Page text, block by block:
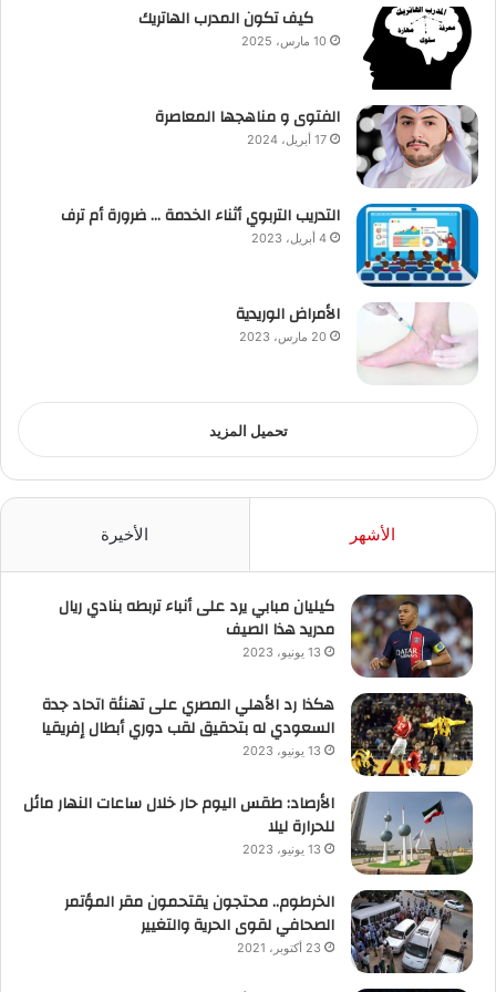
كيف تكون المدرب الهاتريك
10 مارس، 2025
الفتوى و مناهجها المعاصرة
17 أبريل، 2024
التدريب التربوي أثناء الخدمة … ضرورة أم ترف
4 أبريل، 2023
الأمراض الوريدية
20 مارس، 2023
تحميل المزيد
الأشهر الأخيرة
كيليان مبابي يرد على أنباء تربطه بنادي ريال
مدريد هذا الصيف
13 يونيو، 2023
هكذا رد الأهلي المصري على تهنئة اتحاد جدة
السعودي له بتحقيق لقب دوري أبطال إفريقيا
13 يونيو، 2023
الأرصاد: طقس اليوم حار خلال ساعات النهار مائل
للحرارة ليلا
13 يونيو، 2023
الخرطوم.. محتجون يقتحمون مقر المؤتمر
الصحافي لقوى الحرية والتغيير
23 أكتوبر، 2021